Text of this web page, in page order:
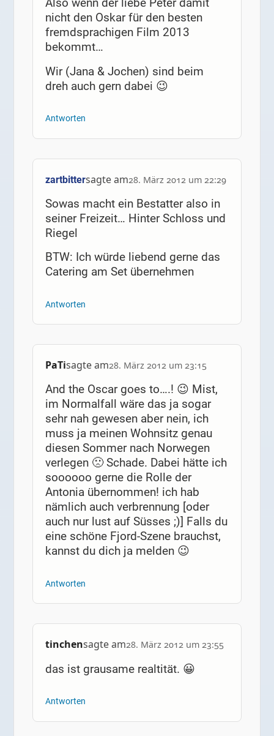
Also wenn der liebe Peter damit
nicht den Oskar für den besten
fremdsprachigen Film 2013
bekommt…
Wir (Jana & Jochen) sind beim
dreh auch gern dabei 😉
Antworten
zartbittersagte am28. März 2012 um 22:29
Sowas macht ein Bestatter also in
seiner Freizeit… Hinter Schloss und
Riegel
BTW: Ich würde liebend gerne das
Catering am Set übernehmen
Antworten
PaTisagte am28. März 2012 um 23:15
And the Oscar goes to….! 😉 Mist,
im Normalfall wäre das ja sogar
sehr nah gewesen aber nein, ich
muss ja meinen Wohnsitz genau
diesen Sommer nach Norwegen
verlegen 🙁 Schade. Dabei hätte ich
soooooo gerne die Rolle der
Antonia übernommen! ich hab
nämlich auch verbrennung [oder
auch nur lust auf Süsses ;)] Falls du
eine schöne Fjord-Szene brauchst,
kannst du dich ja melden 😉
Antworten
tinchensagte am28. März 2012 um 23:55
das ist grausame realtität. 😀
Antworten